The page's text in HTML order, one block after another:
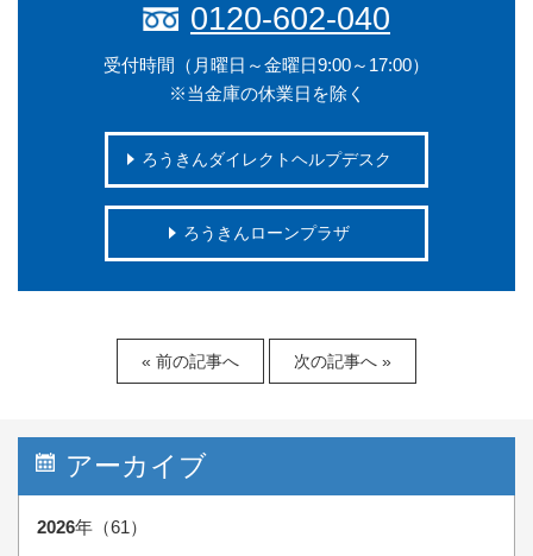
0120-602-040
受付時間（月曜日～金曜日9:00～17:00）
※当金庫の休業日を除く
ろうきんダイレクトヘルプデスク
ろうきんローンプラザ
« 前の記事へ 次の記事へ »
アーカイブ
2026年（61）